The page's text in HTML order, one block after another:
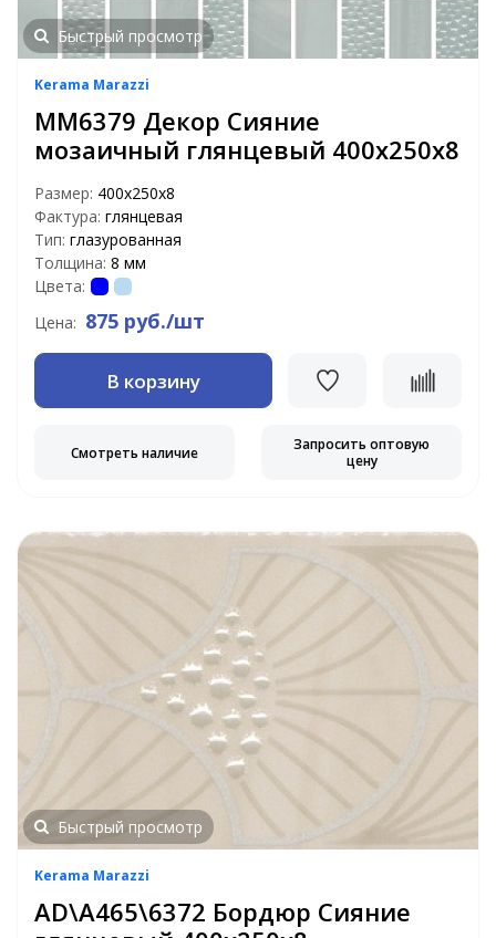
Быстрый просмотр
Kerama Marazzi
MM6379 Декор Сияние
мозаичный глянцевый 400х250х8
Размер: 400х250х8
Фактура: глянцевая
Тип: глазурованная
Толщина: 8 мм
Цвета:
Цена: 875 руб./шт
В корзину
Смотреть наличие
Запросить оптовую
цену
Быстрый просмотр
Kerama Marazzi
AD\A465\6372 Бордюр Сияние